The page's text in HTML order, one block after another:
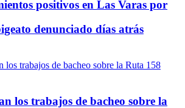
positivos en Las Varas por
denunciado días atrás
los trabajos de bacheo sobre la